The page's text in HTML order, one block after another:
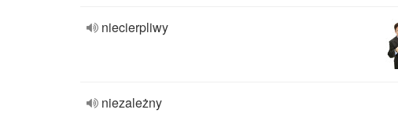
niecierpliwy
niezależny